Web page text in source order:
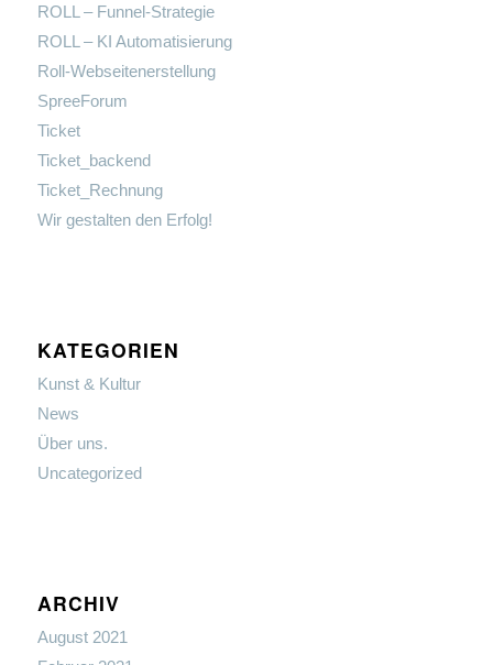
ROLL – Funnel-Strategie
ROLL – KI Automatisierung
Roll-Webseitenerstellung
SpreeForum
Ticket
Ticket_backend
Ticket_Rechnung
Wir gestalten den Erfolg!
KATEGORIEN
Kunst & Kultur
News
Über uns.
Uncategorized
ARCHIV
August 2021